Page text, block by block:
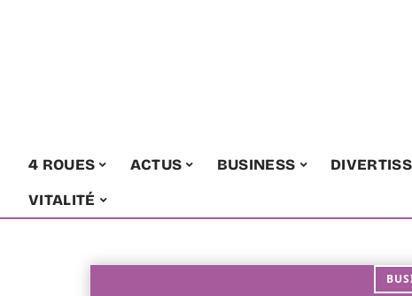
4 ROUES ACTUS BUSINESS
VITALITÉ